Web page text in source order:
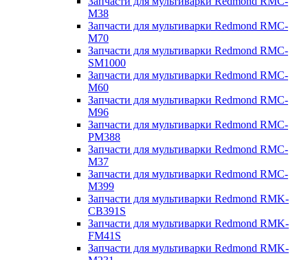
M38
Запчасти для мультиварки Redmond RMC-
M70
Запчасти для мультиварки Redmond RMC-
SM1000
Запчасти для мультиварки Redmond RMC-
M60
Запчасти для мультиварки Redmond RMC-
M96
Запчасти для мультиварки Redmond RMC-
PM388
Запчасти для мультиварки Redmond RMC-
M37
Запчасти для мультиварки Redmond RMC-
M399
Запчасти для мультиварки Redmond RMK-
CB391S
Запчасти для мультиварки Redmond RMK-
FM41S
Запчасти для мультиварки Redmond RMK-